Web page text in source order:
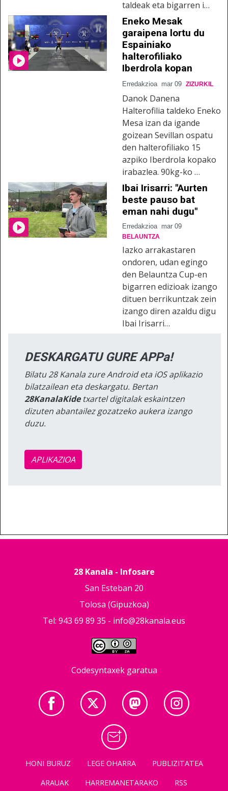
taldeak eta bigarren i…
Eneko Mesak
garaipena lortu du
Espainiako
halterofiliako
Iberdrola kopan
Erredakzioa mar 09 ZIZURKIL
Danok Danena
Halterofilia taldeko Eneko
Mesa izan da igande
goizean Sevillan ospatu
den halterofiliako 15
azpiko Iberdrola kopako
irabazlea. 90kg-ko …
Ibai Irisarri: "Aurten
beste pauso bat
eman nahi dugu"
Erredakzioa mar 09
BELAUNTZA
Iazko arrakastaren
ondoren, udan egingo
den Belauntza Cup-en
bigarren edizioak izango
dituen berrikuntzak zein
izango diren azaldu digu
Ibai Irisarri…
DESKARGATU GURE APPa!
Bilatu 28 Kanala zure Android eta iOS aplikazio
bilatzailean eta deskargatu. Bertan
28KanalaKidetxartel digitalak eskaintzen
dizuten abantailez gozatzeko aukera izango
duzu.
APLIKAZIOA
28 Kanala - Infosare
San Esteban 20
Tolosa (Gipuzkoa)
Tel: 943 69 89 35 - info@28kanala.eus
Codesyntaxek garatua
HONI BURUZ LEGE OHARRA
PUBLIZITATEA
ARAUAK
HARREMANETARAKO RSS